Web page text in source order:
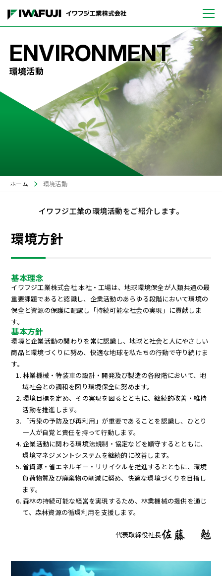
環境活動
ホーム 環境活動
イワフジ工業の環境活動をご紹介します。
環境方針
基本理念
イワフジ工業株式会社 本社・工場は、地球環境保全が人類共通の最
重要課題であると認識し、企業活動のあらゆる段階において環境の
保全と資源の保護に配慮し「持続可能な社会の実現」に貢献しま
す。
基本方針
環境と企業活動の関わりを常に認識し、地球と社会と人にやさしい
商品と環境づくりに努め、快適な地球を私たちの行動で守り続けま
す。
林業機械・特装車の設計・開発及び製造の各段階において、地
域社会との調和を図り環境保全に努めます。
環境目標を定め、その実現を図るとともに、継続的改善・維持
活動を推進します。
「汚染の予防及び再利用」が重要であることを認識し、ひとり
一人が自覚と責任を持って行動します。
企業活動に関わる環境法規制・協定などを順守するとともに、
環境マネジメントシステムを継続的に改善します。
省資源・省エネルギー・リサイクルを推進するとともに、環境
負荷物質及び廃棄物の削減に努め、快適な環境づくりを目指し
ます。
森林の持続可能な経営を実現するため、林業機械の提供を通じ
て、森林資源の循環利用を支援します。
代表取締役社長